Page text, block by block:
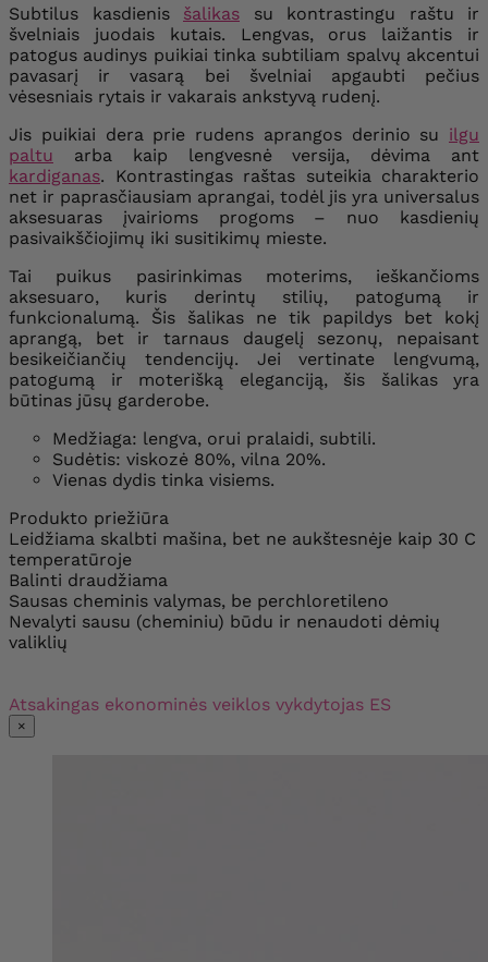
Subtilus kasdienis šalikas su kontrastingu raštu ir
švelniais juodais kutais. Lengvas, orus laižantis ir
patogus audinys puikiai tinka subtiliam spalvų akcentui
pavasarį ir vasarą bei švelniai apgaubti pečius
vėsesniais rytais ir vakarais ankstyvą rudenį.
Jis puikiai dera prie rudens aprangos derinio su ilgu
paltu arba kaip lengvesnė versija, dėvima ant
kardiganas. Kontrastingas raštas suteikia charakterio
net ir paprasčiausiam aprangai, todėl jis yra universalus
aksesuaras įvairioms progoms – nuo ​​kasdienių
pasivaikščiojimų iki susitikimų mieste.
Tai puikus pasirinkimas moterims, ieškančioms
aksesuaro, kuris derintų stilių, patogumą ir
funkcionalumą. Šis šalikas ne tik papildys bet kokį
aprangą, bet ir tarnaus daugelį sezonų, nepaisant
besikeičiančių tendencijų. Jei vertinate lengvumą,
patogumą ir moterišką eleganciją, šis šalikas yra
būtinas jūsų garderobe.
Medžiaga: lengva, orui pralaidi, subtili.
Sudėtis: viskozė 80%, vilna 20%.
Vienas dydis tinka visiems.
Produkto priežiūra
Leidžiama skalbti mašina, bet ne aukštesnėje kaip 30 C
temperatūroje
Balinti draudžiama
Sausas cheminis valymas, be perchloretileno
Nevalyti sausu (cheminiu) būdu ir nenaudoti dėmių
valiklių
Atsakingas ekonominės veiklos vykdytojas ES
×